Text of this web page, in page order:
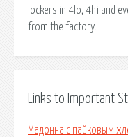
lockers in 4lo, 4hi and
from the factory.
Links to Important
Мадонна с пайковым